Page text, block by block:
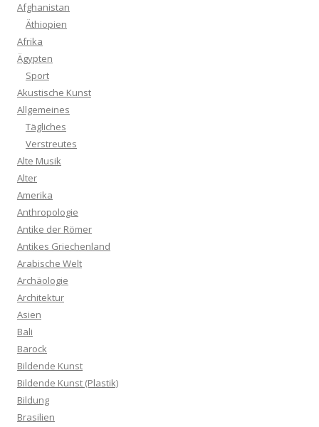
Afghanistan
Äthiopien
Afrika
Ägypten
Sport
Akustische Kunst
Allgemeines
Tägliches
Verstreutes
Alte Musik
Alter
Amerika
Anthropologie
Antike der Römer
Antikes Griechenland
Arabische Welt
Archäologie
Architektur
Asien
Bali
Barock
Bildende Kunst
Bildende Kunst (Plastik)
Bildung
Brasilien